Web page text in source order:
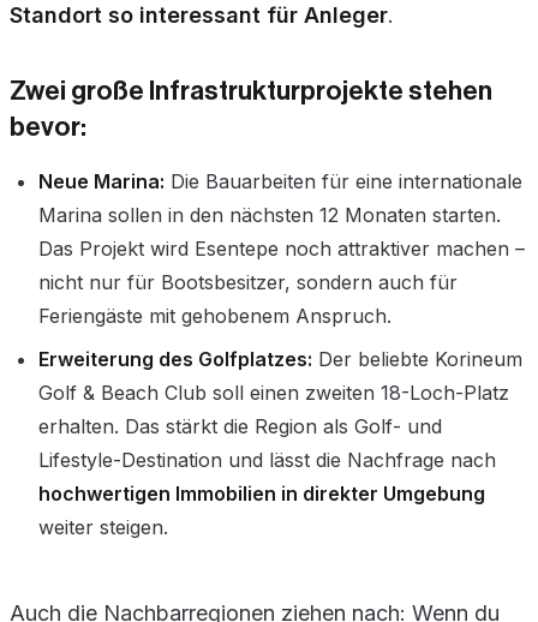
Standort so interessant für Anleger.
Zwei große Infrastrukturprojekte stehen
bevor:
Neue Marina: Die Bauarbeiten für eine internationale
Marina sollen in den nächsten 12 Monaten starten.
Das Projekt wird Esentepe noch attraktiver machen –
nicht nur für Bootsbesitzer, sondern auch für
Feriengäste mit gehobenem Anspruch.
Erweiterung des Golfplatzes: Der beliebte Korineum
Golf & Beach Club soll einen zweiten 18-Loch-Platz
erhalten. Das stärkt die Region als Golf- und
Lifestyle-Destination und lässt die Nachfrage nach
hochwertigen Immobilien in direkter Umgebung
weiter steigen.
Auch die Nachbarregionen ziehen nach: Wenn du